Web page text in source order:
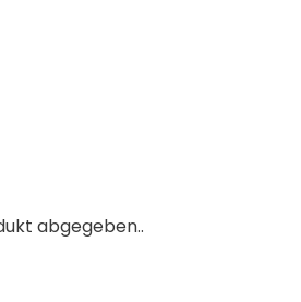
abgegeben..